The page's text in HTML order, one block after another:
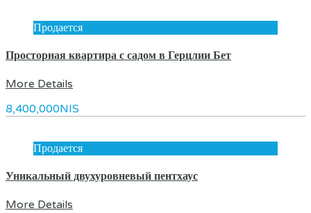
Продается
Просторная квартира с садом в Герцлии Бет
More Details
8,400,000NIS
Продается
Уникальный двухуровневый пентхаус
More Details